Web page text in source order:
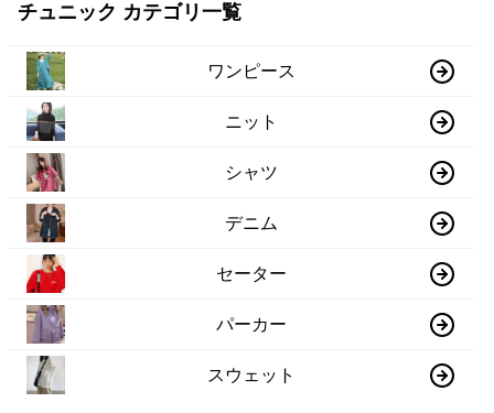
チュニック カテゴリ一覧
ワンピース
ニット
シャツ
デニム
セーター
パーカー
スウェット